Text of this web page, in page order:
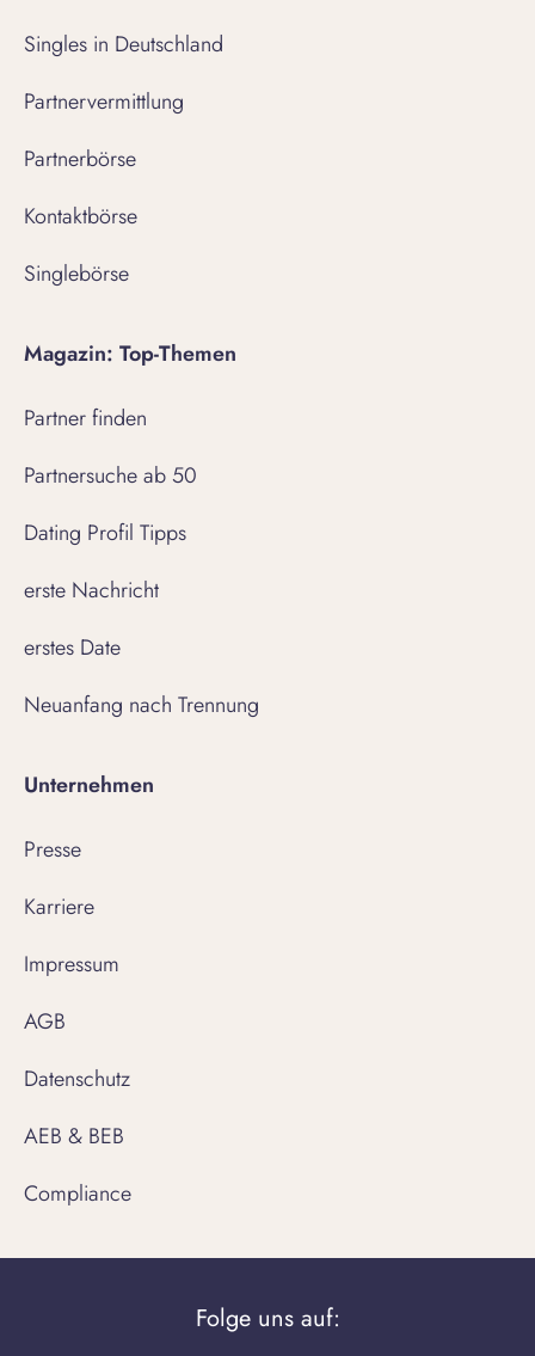
Singles in Deutschland
Partnervermittlung
Partnerbörse
Kontaktbörse
Singlebörse
Magazin: Top-Themen
Partner finden
Partnersuche ab 50
Dating Profil Tipps
erste Nachricht
erstes Date
Neuanfang nach Trennung
Unternehmen
Presse
Karriere
Impressum
AGB
Datenschutz
AEB & BEB
Compliance
Folge uns auf: